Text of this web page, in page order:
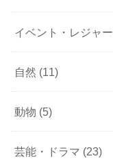
イベント・レジャー
自然 (11)
動物 (5)
芸能・ドラマ (23)